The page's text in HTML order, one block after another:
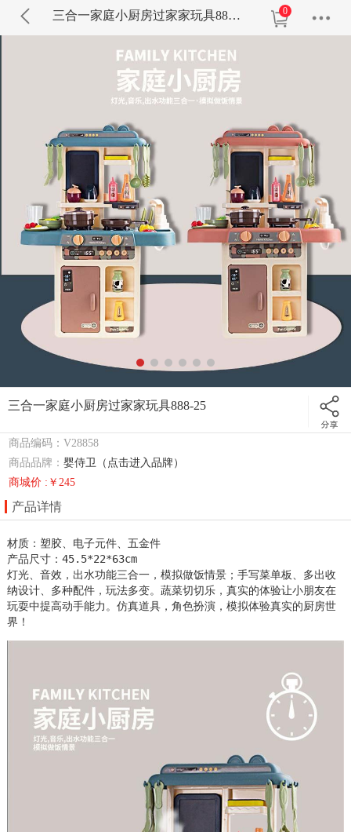
三合一家庭小厨房过家家玩具888-25 0
三合一家庭小厨房过家家玩具888-25
商品编码：V28858
商品品牌：婴侍卫（点击进入品牌）
商城价 :￥245
产品详情
材质：塑胶、电子元件、五金件
产品尺寸：45.5*22*63cm
灯光、音效，出水功能三合一，模拟做饭情景；手写菜单板、多出收
纳设计、多种配件，玩法多变。蔬菜切切乐，真实的体验让小朋友在
玩耍中提高动手能力。仿真道具，角色扮演，模拟体验真实的厨房世
界！